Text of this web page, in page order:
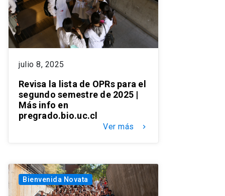
julio 8, 2025
Revisa la lista de OPRs para el
segundo semestre de 2025 |
Más info en
pregrado.bio.uc.cl
Ver más keyboard_arrow_right
Bienvenida Novata